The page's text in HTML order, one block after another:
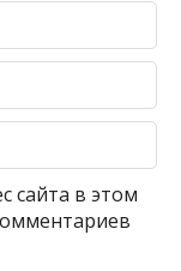
сайта в этом